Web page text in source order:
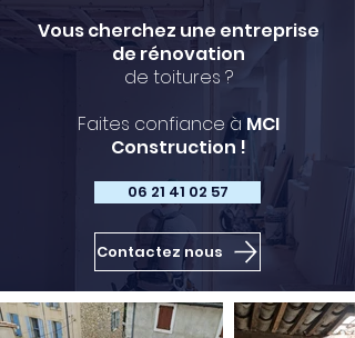
Vous cherchez une entreprise
de rénovation
de toitures ?
Faites confiance à MCI
Construction !
06 21 41 02 57
Contactez nous